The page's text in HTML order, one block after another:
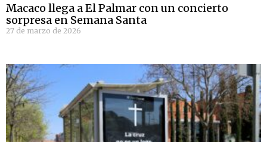
Macaco llega a El Palmar con un concierto
sorpresa en Semana Santa
27 de marzo de 2026